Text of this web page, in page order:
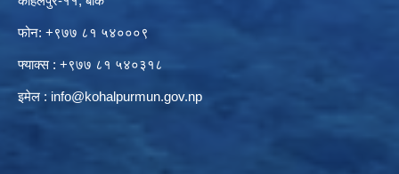
फोन: +९७७ ८१ ५४०००९
फ्याक्स : +९७७ ८१ ५४०३१८
इमेल : info@kohalpurmun.gov.np